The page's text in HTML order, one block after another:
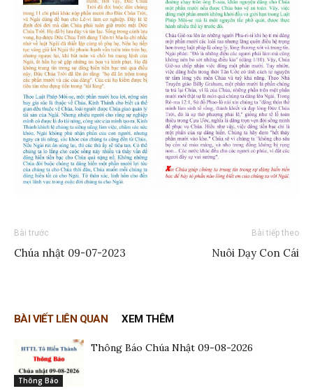
Bài trước
Chúa nhật 09-07-2023
Bài tiếp theo
Nuôi Dạy Con Cái
BÀI VIẾT LIÊN QUAN XEM THÊM
Thông Báo
Thông Báo Chúa Nhật 09-08-2026